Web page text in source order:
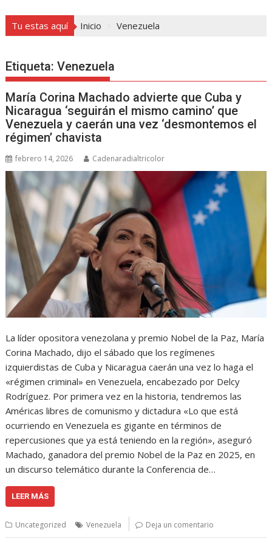
Tu estas aquí Inicio Venezuela
Etiqueta:Venezuela
María Corina Machado advierte que Cuba y
Nicaragua ‘seguirán el mismo camino’ que
Venezuela y caerán una vez ‘desmontemos el
régimen’ chavista
febrero 14, 2026 Cadenaradialtricolor
La líder opositora venezolana y premio Nobel de la Paz, María
Corina Machado, dijo el sábado que los regímenes
izquierdistas de Cuba y Nicaragua caerán una vez lo haga el
«régimen criminal» en Venezuela, encabezado por Delcy
Rodríguez. Por primera vez en la historia, tendremos las
Américas libres de comunismo y dictadura «Lo que está
ocurriendo en Venezuela es gigante en términos de
repercusiones que ya está teniendo en la región», aseguró
Machado, ganadora del premio Nobel de la Paz en 2025, en
un discurso telemático durante la Conferencia de…
LEER MÁS
Uncategorized Venezuela Deja un comentario